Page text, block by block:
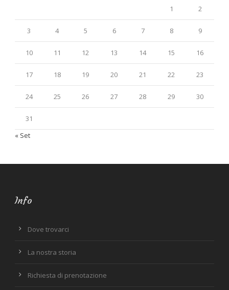
1 2
3 4 5 6 7 8 9
10 11 12 13 14 15 16
17 18 19 20 21 22 23
24 25 26 27 28 29 30
31
« Set
Info
Dove trovarci
La nostra storia
Richiesta di prenotazione